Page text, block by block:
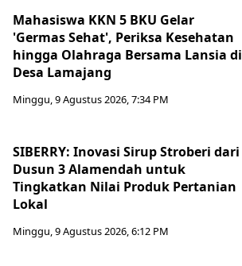
Mahasiswa KKN 5 BKU Gelar
'Germas Sehat', Periksa Kesehatan
hingga Olahraga Bersama Lansia di
Desa Lamajang
Minggu, 9 Agustus 2026, 7:34 PM
SIBERRY: Inovasi Sirup Stroberi dari
Dusun 3 Alamendah untuk
Tingkatkan Nilai Produk Pertanian
Lokal
Minggu, 9 Agustus 2026, 6:12 PM